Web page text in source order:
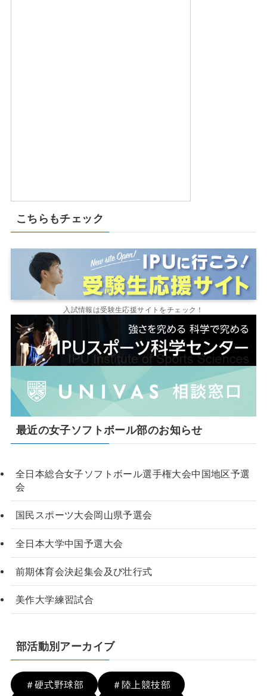
こちらもチェック
入試情報は受験生応援サイトをチェック！
最近の女子ソフトボール部のお知らせ
全日本総合女子ソフトボール選手権大会中国地区予選
会
国民スポーツ大会岡山県予選会
全日本大学中国予選大会
前期体育会決起集会及び壮行式
美作大学練習試合
部活動別アーカイブ
＃硬式野球部
＃陸上競技部